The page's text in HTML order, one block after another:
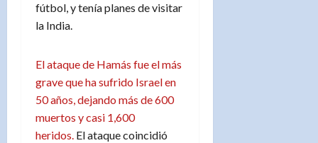
fútbol, y tenía planes de visitar
la India.
El ataque de Hamás fue el más
grave que ha sufrido Israel en
50 años, dejando más de 600
muertos y casi 1,600
heridos. El ataque coincidió